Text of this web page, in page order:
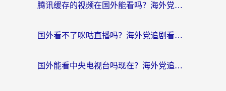
腾讯缓存的视频在国外能看吗？海外党追剧看片的终极解决方案
国外看不了咪咕直播吗？海外党追剧看片的加速器选择指南
国外能看中央电视台吗现在？海外党追剧看央视的实用指南